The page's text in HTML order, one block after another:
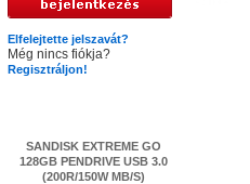
Elfelejtette jelszavát?
Még nincs fiókja?
Regisztráljon!
SANDISK EXTREME GO
128GB PENDRIVE USB 3.0
(200R/150W MB/S)